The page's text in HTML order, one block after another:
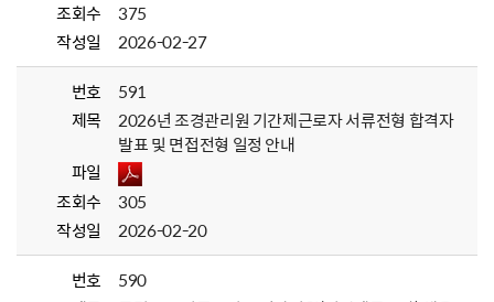
조회수
375
작성일
2026-02-27
번호
591
제목
2026년 조경관리원 기간제근로자 서류전형 합격자
발표 및 면접전형 일정 안내
파일
조회수
305
작성일
2026-02-20
번호
590